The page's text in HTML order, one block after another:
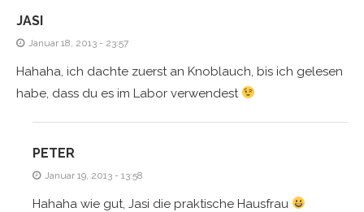
JASI
Januar 18, 2013 - 23:57
Hahaha, ich dachte zuerst an Knoblauch, bis ich gelesen
habe, dass du es im Labor verwendest
PETER
Januar 19, 2013 - 13:58
Hahaha wie gut, Jasi die praktische Hausfrau